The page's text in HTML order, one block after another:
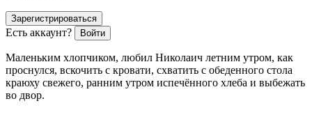
Зарегистрироваться
Есть аккаунт? Войти
Маленьким хлопчиком, любил Николаич летним утром, как
проснулся, вскочить с кровати, схватить с обеденного стола
краюху свежего, ранним утром испечённого хлеба и выбежать
во двор.